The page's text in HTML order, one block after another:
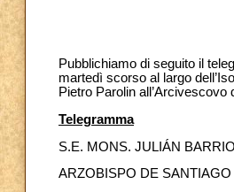
Pubblichiamo di seguito il
martedì scorso al largo
Pietro Parolin
Telegramma
S.E. MONS. JULIÁN
ARZOBISPO DE